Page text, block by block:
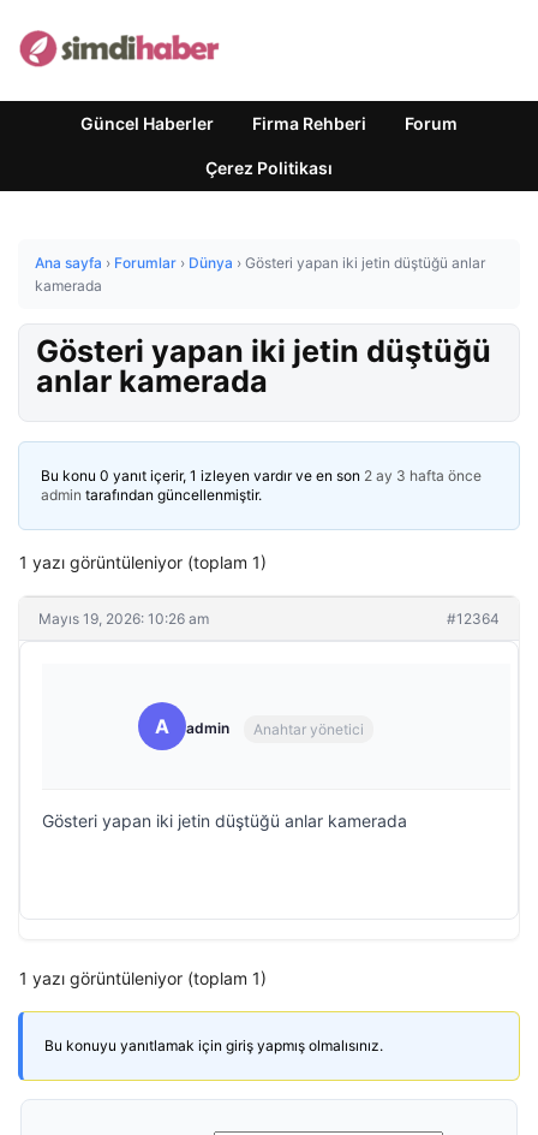
Güncel Haberler Firma Rehberi Forum
Çerez Politikası
Ana sayfa › Forumlar › Dünya › Gösteri yapan iki jetin düştüğü anlar
kamerada
Gösteri yapan iki jetin düştüğü
anlar kamerada
Bu konu 0 yanıt içerir, 1 izleyen vardır ve en son 2 ay 3 hafta önce
admin tarafından güncellenmiştir.
1 yazı görüntüleniyor (toplam 1)
Mayıs 19, 2026: 10:26 am #12364
A admin Anahtar yönetici
Gösteri yapan iki jetin düştüğü anlar kamerada
1 yazı görüntüleniyor (toplam 1)
Bu konuyu yanıtlamak için giriş yapmış olmalısınız.